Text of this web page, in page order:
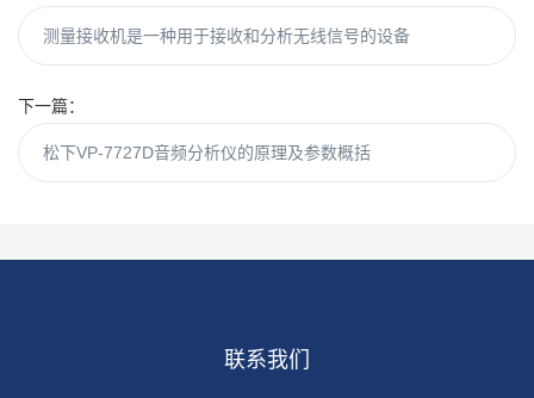
测量接收机是一种用于接收和分析无线信号的设备
下一篇：
松下VP-7727D音频分析仪的原理及参数概括
联系我们